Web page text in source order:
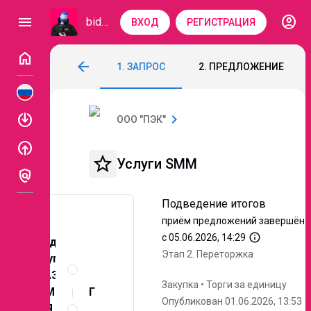
menu bidzaar ВХОД РЕГИСТРАЦИЯ
account_circle
home
enable
enable
policy
arrow_back 1. ЗАПРОС 2. ПРЕДЛОЖЕНИЕ
ООО "ПЭК" chevron_right
star_border Услуги SMM
Предмет
закупки:
ОКАЗАНИЕ
SMM-УСЛУГ
Подведение итогов
приём предложений завершён
с 05.06.2026, 14:29 info_outline
Этап 2. Переторжка
Закупка • Торги за единицу
Опубликован 01.06.2026, 13:53